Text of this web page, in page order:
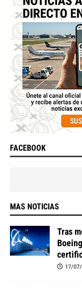
FACEBOOK
MAS NOTICIAS
Tras
17/